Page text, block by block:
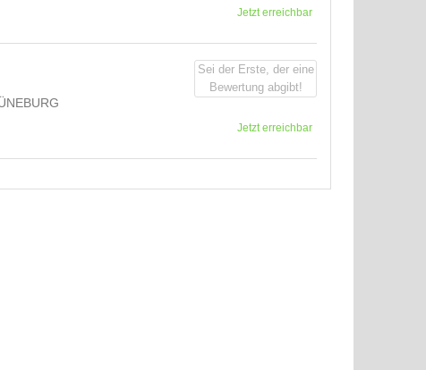
Jetzt erreichbar
Jetzt erreichbar
Sei der Erste, der eine
Bewertung abgibt!